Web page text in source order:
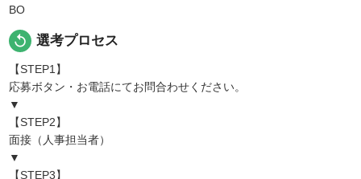
BO
replay 選考プロセス
【STEP1】
応募ボタン・お電話にてお問合わせください。
▼
【STEP2】
面接（人事担当者）
▼
【STEP3】